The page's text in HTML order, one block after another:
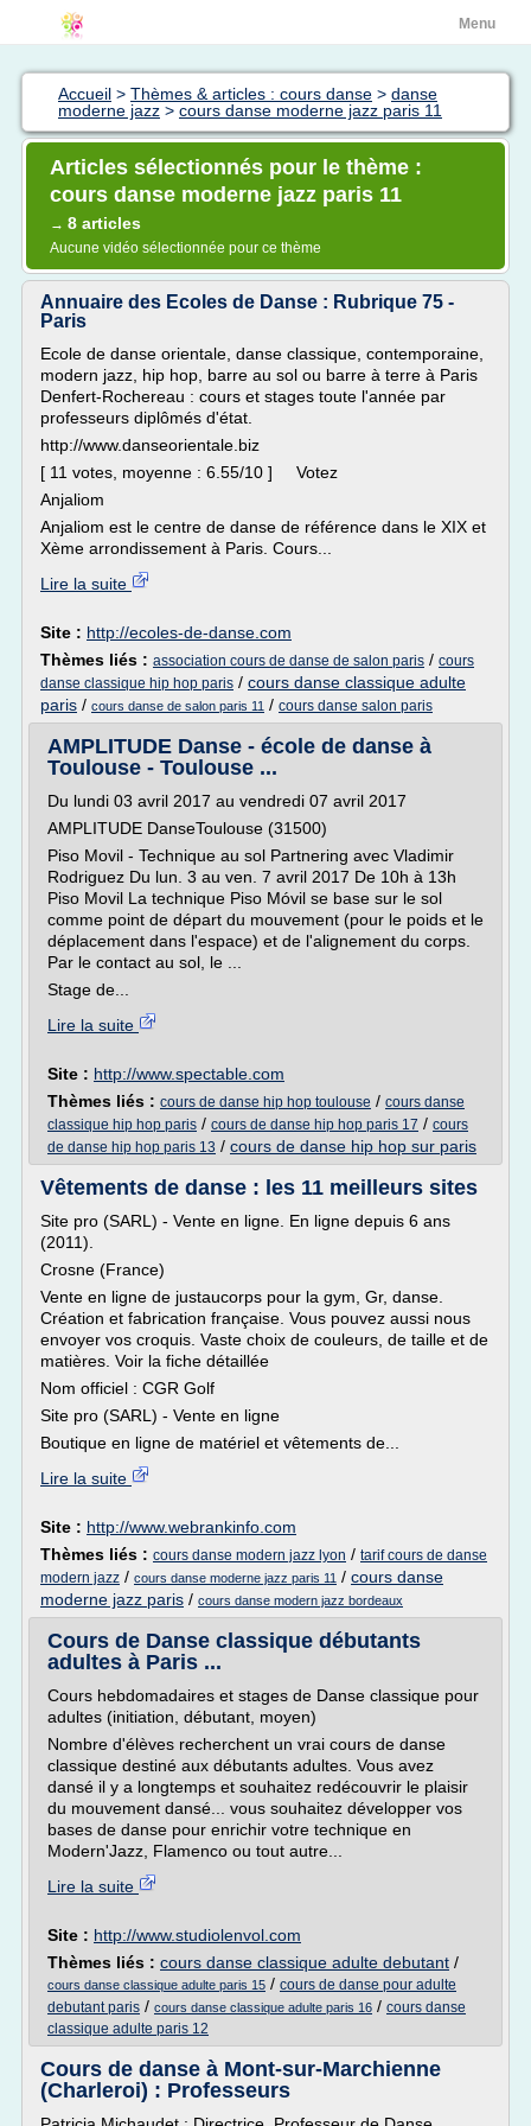
Menu
Accueil > Thèmes & articles : cours danse > danse
moderne jazz > cours danse moderne jazz paris 11
Articles sélectionnés pour le thème :
cours danse moderne jazz paris 11
→ 8 articles
Aucune vidéo sélectionnée pour ce thème
Annuaire des Ecoles de Danse : Rubrique 75 -
Paris
Ecole de danse orientale, danse classique, contemporaine,
modern jazz, hip hop, barre au sol ou barre à terre à Paris
Denfert-Rochereau : cours et stages toute l'année par
professeurs diplômés d'état.
http://www.danseorientale.biz
[ 11 votes, moyenne : 6.55/10 ] Votez
Anjaliom
Anjaliom est le centre de danse de référence dans le XIX et
Xème arrondissement à Paris. Cours...
Lire la suite
Site : http://ecoles-de-danse.com
Thèmes liés : association cours de danse de salon paris / cours
danse classique hip hop paris / cours danse classique adulte
paris / cours danse de salon paris 11 / cours danse salon paris
AMPLITUDE Danse - école de danse à
Toulouse - Toulouse ...
Du lundi 03 avril 2017 au vendredi 07 avril 2017
AMPLITUDE DanseToulouse (31500)
Piso Movil - Technique au sol Partnering avec Vladimir
Rodriguez Du lun. 3 au ven. 7 avril 2017 De 10h à 13h
Piso Movil La technique Piso Móvil se base sur le sol
comme point de départ du mouvement (pour le poids et le
déplacement dans l'espace) et de l'alignement du corps.
Par le contact au sol, le ...
Stage de...
Lire la suite
Site : http://www.spectable.com
Thèmes liés : cours de danse hip hop toulouse / cours danse
classique hip hop paris / cours de danse hip hop paris 17 / cours
de danse hip hop paris 13 / cours de danse hip hop sur paris
Vêtements de danse : les 11 meilleurs sites
Site pro (SARL) - Vente en ligne. En ligne depuis 6 ans
(2011).
Crosne (France)
Vente en ligne de justaucorps pour la gym, Gr, danse.
Création et fabrication française. Vous pouvez aussi nous
envoyer vos croquis. Vaste choix de couleurs, de taille et de
matières. Voir la fiche détaillée
Nom officiel : CGR Golf
Site pro (SARL) - Vente en ligne
Boutique en ligne de matériel et vêtements de...
Lire la suite
Site : http://www.webrankinfo.com
Thèmes liés : cours danse modern jazz lyon / tarif cours de danse
modern jazz / cours danse moderne jazz paris 11 / cours danse
moderne jazz paris / cours danse modern jazz bordeaux
Cours de Danse classique débutants
adultes à Paris ...
Cours hebdomadaires et stages de Danse classique pour
adultes (initiation, débutant, moyen)
Nombre d'élèves recherchent un vrai cours de danse
classique destiné aux débutants adultes. Vous avez
dansé il y a longtemps et souhaitez redécouvrir le plaisir
du mouvement dansé... vous souhaitez développer vos
bases de danse pour enrichir votre technique en
Modern'Jazz, Flamenco ou tout autre...
Lire la suite
Site : http://www.studiolenvol.com
Thèmes liés : cours danse classique adulte debutant /
cours danse classique adulte paris 15 / cours de danse pour adulte
debutant paris / cours danse classique adulte paris 16 / cours danse
classique adulte paris 12
Cours de danse à Mont-sur-Marchienne
(Charleroi) : Professeurs